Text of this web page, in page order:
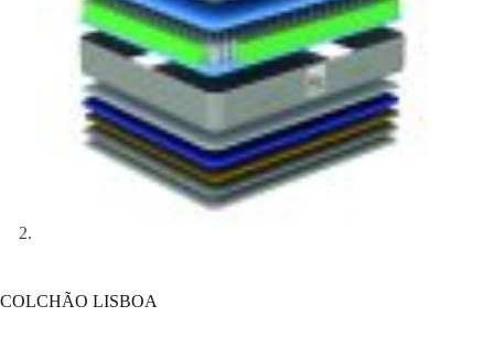
COLCHÃO LISBOA